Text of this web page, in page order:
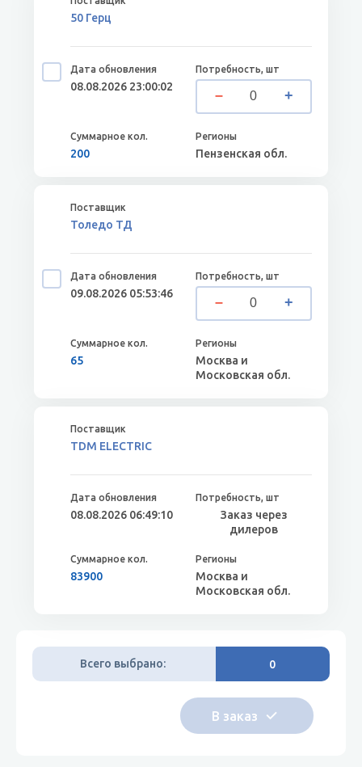
50 Герц
08.08.2026 23:00:02
200 Пензенская обл.
Толедо ТД
09.08.2026 05:53:46
65
Москва и
Московская обл.
TDM ELECTRIC
08.08.2026 06:49:10
83900
Заказ через
дилеров
Москва и
Московская обл.
Всего выбрано: 0